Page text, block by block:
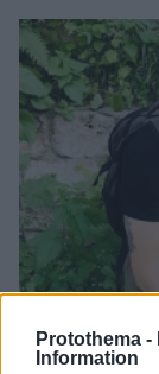
Protothema -
Information